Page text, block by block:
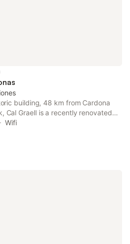
building, 48 km from Cardona
Cal Graell is a recently renovated
and garden.
Wifi